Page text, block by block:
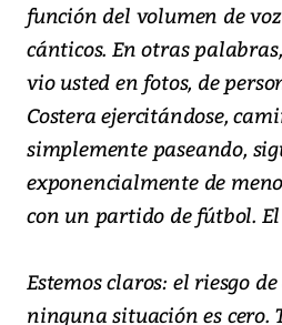
función del volumen de
cánticos. En otras
vio usted en fotos, de
Costera ejercitándose,
simplemente paseando,
exponencialmente de
con un partido de fútbol.
Estemos claros: el riesgo
ninguna situación es cero.